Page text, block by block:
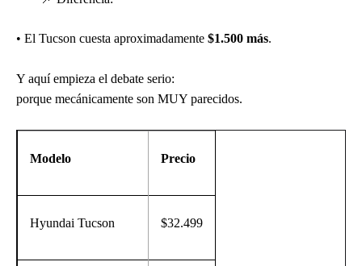
• El Tucson cuesta aproximadamente $1.500 más.
Y aquí empieza el debate serio:
porque mecánicamente son MUY parecidos.
Modelo Precio
Hyundai Tucson $32.499